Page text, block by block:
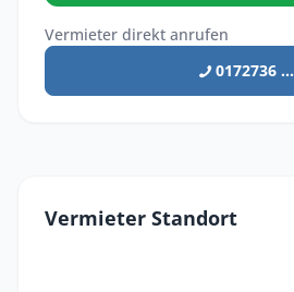
Vermieter direkt anrufen
0172736 ...
Vermieter Standort